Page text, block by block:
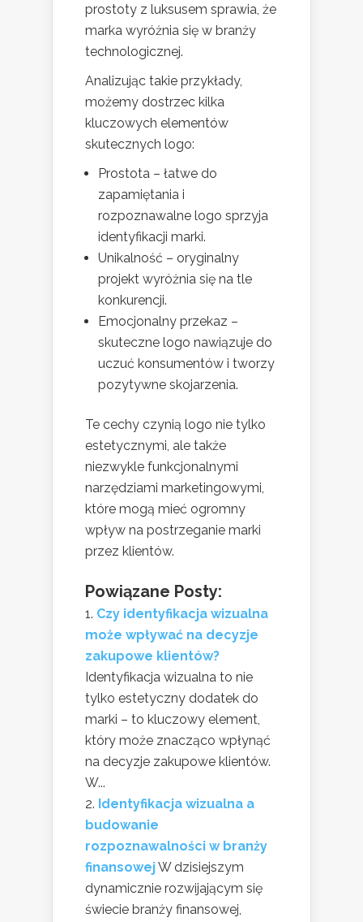
prostoty z luksusem sprawia, że
marka wyróżnia się w branży
technologicznej.
Analizując takie przykłady,
możemy dostrzec kilka
kluczowych elementów
skutecznych logo:
Prostota – łatwe do
zapamiętania i
rozpoznawalne logo sprzyja
identyfikacji marki.
Unikalność – oryginalny
projekt wyróżnia się na tle
konkurencji.
Emocjonalny przekaz –
skuteczne logo nawiązuje do
uczuć konsumentów i tworzy
pozytywne skojarzenia.
Te cechy czynią logo nie tylko
estetycznymi, ale także
niezwykle funkcjonalnymi
narzędziami marketingowymi,
które mogą mieć ogromny
wpływ na postrzeganie marki
przez klientów.
Powiązane Posty:
Czy identyfikacja wizualna
może wpływać na decyzje
zakupowe klientów?
Identyfikacja wizualna to nie
tylko estetyczny dodatek do
marki – to kluczowy element,
który może znacząco wpłynąć
na decyzje zakupowe klientów.
W...
Identyfikacja wizualna a
budowanie
rozpoznawalności w branży
finansowejW dzisiejszym
dynamicznie rozwijającym się
świecie branży finansowej,